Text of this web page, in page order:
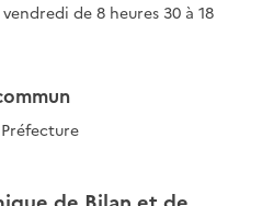
de 8 heures 30 à 18